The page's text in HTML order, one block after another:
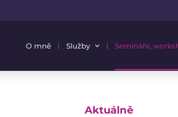
O mně Služby Semináře,
Aktuálně